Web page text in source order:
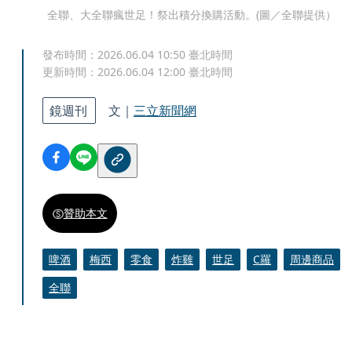
全聯、大全聯瘋世足！祭出積分換購活動。(圖／全聯提供）
發布時間： 2026.06.04 10:50 臺北時間
更新時間： 2026.06.04 12:00 臺北時間
鏡週刊 文｜ 三立新聞網
贊助本文
啤酒 梅西 零食 炸雞 世足 C羅
周邊商品
全聯